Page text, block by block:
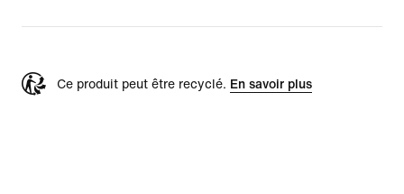
Ce produit peut être recyclé. En savoir plus